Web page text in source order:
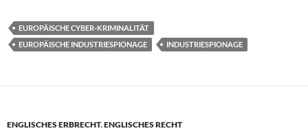
EUROPÄISCHE CYBER-KRIMINALITÄT
EUROPÄISCHE INDUSTRIESPIONAGE
INDUSTRIESPIONAGE
ENGLISCHES ERBRECHT,ENGLISCHES RECHT